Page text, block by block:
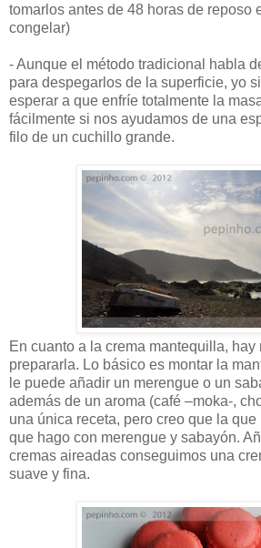
tomarlos antes de 48 horas de reposo
congelar)
- Aunque el método tradicional habla
para despegarlos de la superficie, yo
esperar a que enfríe totalmente la
fácilmente si nos ayudamos de una
filo de un cuchillo grande.
En cuanto a la crema mantequilla,
prepararla. Lo básico es montar la
le puede añadir un merengue o un
además de un aroma (café –moka-,
una única receta, pero creo que la que
que hago con merengue y sabayón.
cremas aireadas conseguimos una
suave y fina.